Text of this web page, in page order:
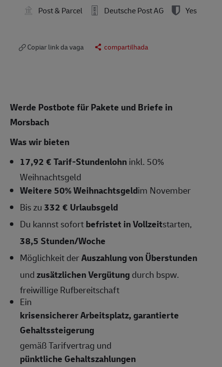
Post & Parcel
Deutsche Post AG Yes
Copiar link da vaga compartilhada
Werde Postbote für Pakete und Briefe in
Morsbach
Was wir bieten
17,92 € Tarif-Stundenlohninkl. 50%
Weihnachtsgeld
Weitere 50% Weihnachtsgeldim November
Bis zu332 € Urlaubsgeld
Du kannst sofortbefristet in Vollzeitstarten,
38,5Stunden/Woche
Möglichkeit derAuszahlung von Überstunden
undzusätzlichen Vergütungdurch bspw.
freiwillige Rufbereitschaft
Ein
krisensicherer Arbeitsplatz, garantierte
Gehaltssteigerung
gemäß Tarifvertrag und
pünktliche Gehaltszahlungen